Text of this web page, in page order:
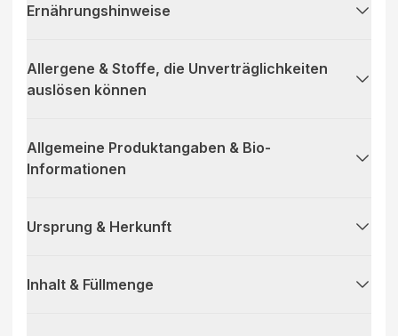
Ernährungshinweise
Allergene & Stoffe, die Unverträglichkeiten
auslösen können
Allgemeine Produktangaben & Bio-
Informationen
Ursprung & Herkunft
Inhalt & Füllmenge